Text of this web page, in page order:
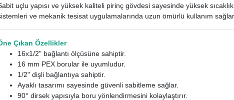
uçlu yapısı ve yüksek kaliteli pirinç gövdesi sayesinde yüksek
ve mekanik tesisat uygulamalarında uzun ömürlü kullanım sağlar.
Çıkan Özellikler
16x1/2" bağlantı ölçüsüne sahiptir.
16 mm PEX borular ile uyumludur.
1/2" dişli bağlantıya sahiptir.
Ayaklı tasarımı sayesinde güvenli sabitleme sağlar.
90° dirsek yapısıyla boru yönlendirmesini kolaylaştırır.